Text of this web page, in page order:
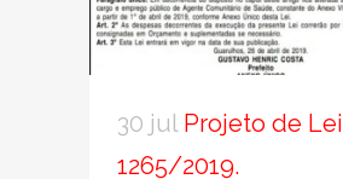
30 jul Projeto de Lei
1265/2019.